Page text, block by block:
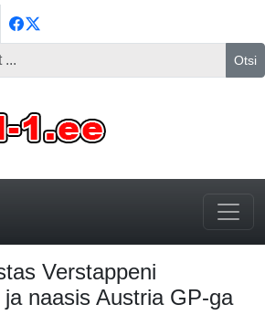
Otsi
Verstappeni
naasis Austria GP-ga